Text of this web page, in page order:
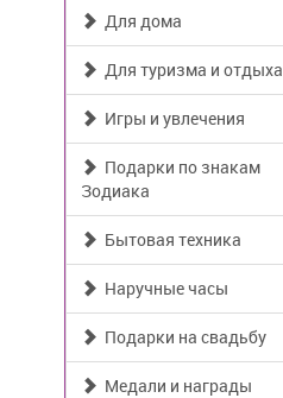
Для дома
Для туризма и отдыха
Игры и увлечения
Подарки по знакам
Зодиака
Бытовая техника
Наручные часы
Подарки на свадьбу
Медали и награды